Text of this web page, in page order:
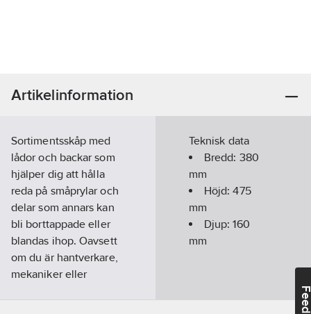
Artikelinformation
Sortimentsskåp med
lådor och backar som
hjälper dig att hålla
reda på småprylar och
delar som annars kan
bli borttappade eller
blandas ihop. Oavsett
om du är hantverkare,
mekaniker eller
Teknisk data
Bredd: 380
mm
Höjd:475
mm
Djup:160
mm